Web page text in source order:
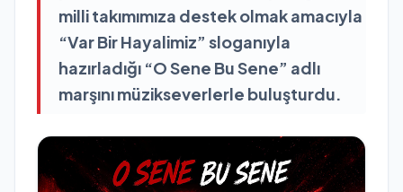
milli takımımıza destek olmak amacıyla
“Var Bir Hayalimiz” sloganıyla
hazırladığı “O Sene Bu Sene” adlı
marşını müzikseverlerle buluşturdu.